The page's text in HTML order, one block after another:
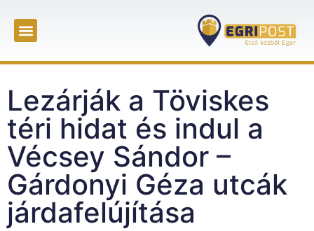
Lezárják a Töviskes
téri hidat és indul a
Vécsey Sándor –
Gárdonyi Géza utcák
járdafelújítása